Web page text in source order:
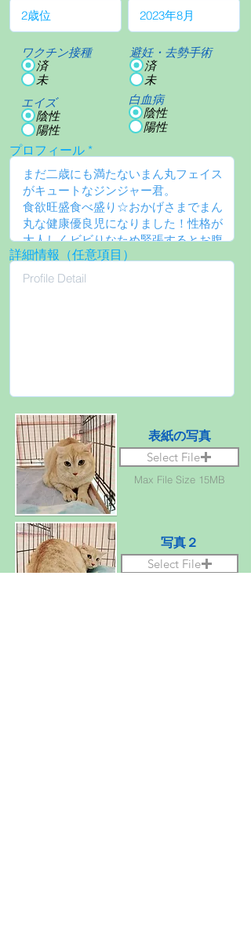
ワクチン接種
済
未
エイズ
陰性
陽性
避妊・去勢手術
済
未
白血病
陰性
陽性
プロフィール
詳細情報（任意項目）
表紙の写真
Select File
Max File Size 15MB
写真２
Select File